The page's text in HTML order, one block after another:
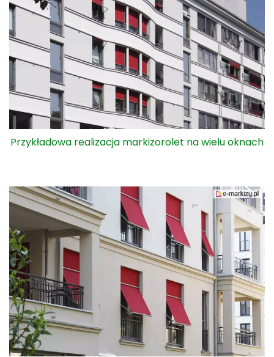
Przykładowa realizacja markizorolet na wielu oknach